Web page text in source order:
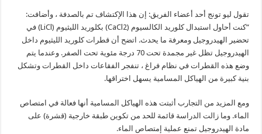
تقول ليو تونج أحد أعضاء الفريق: إن هذا الإكتشاف تم بالصدفة ، وأضافت:
“كنت أحاول استبدال كلوريد الكالسيوم (CaCl2) بكلوريد الليثيوم (LiCl) في
تحضير الهيدروجيل ومعرفة ما يحدث. اتضح أن قطرات كلوريد الليثيوم داخل
الهيدروجيل تظل غير مجمدة تحت 70 درجة مئوية تحت الصفر. وعندما يتم
وضع هذه القطرات في نظام فراغ ، تنفجر الفقاعات داخل القطرات وتشكل
بنية كبيرة من الهياكل المسامية يسهل اختراقها.
ومع المزيد من التجارب أثبتت هذه الهياكل المسامية أنها فعالة في امتصاص
الماء. وما زالت الدراسة قائمة للحد من تكوين طبقة خارجية (قشرة) على
مادة الهيدروجيل تمنع عملية إمتصاص الماء.